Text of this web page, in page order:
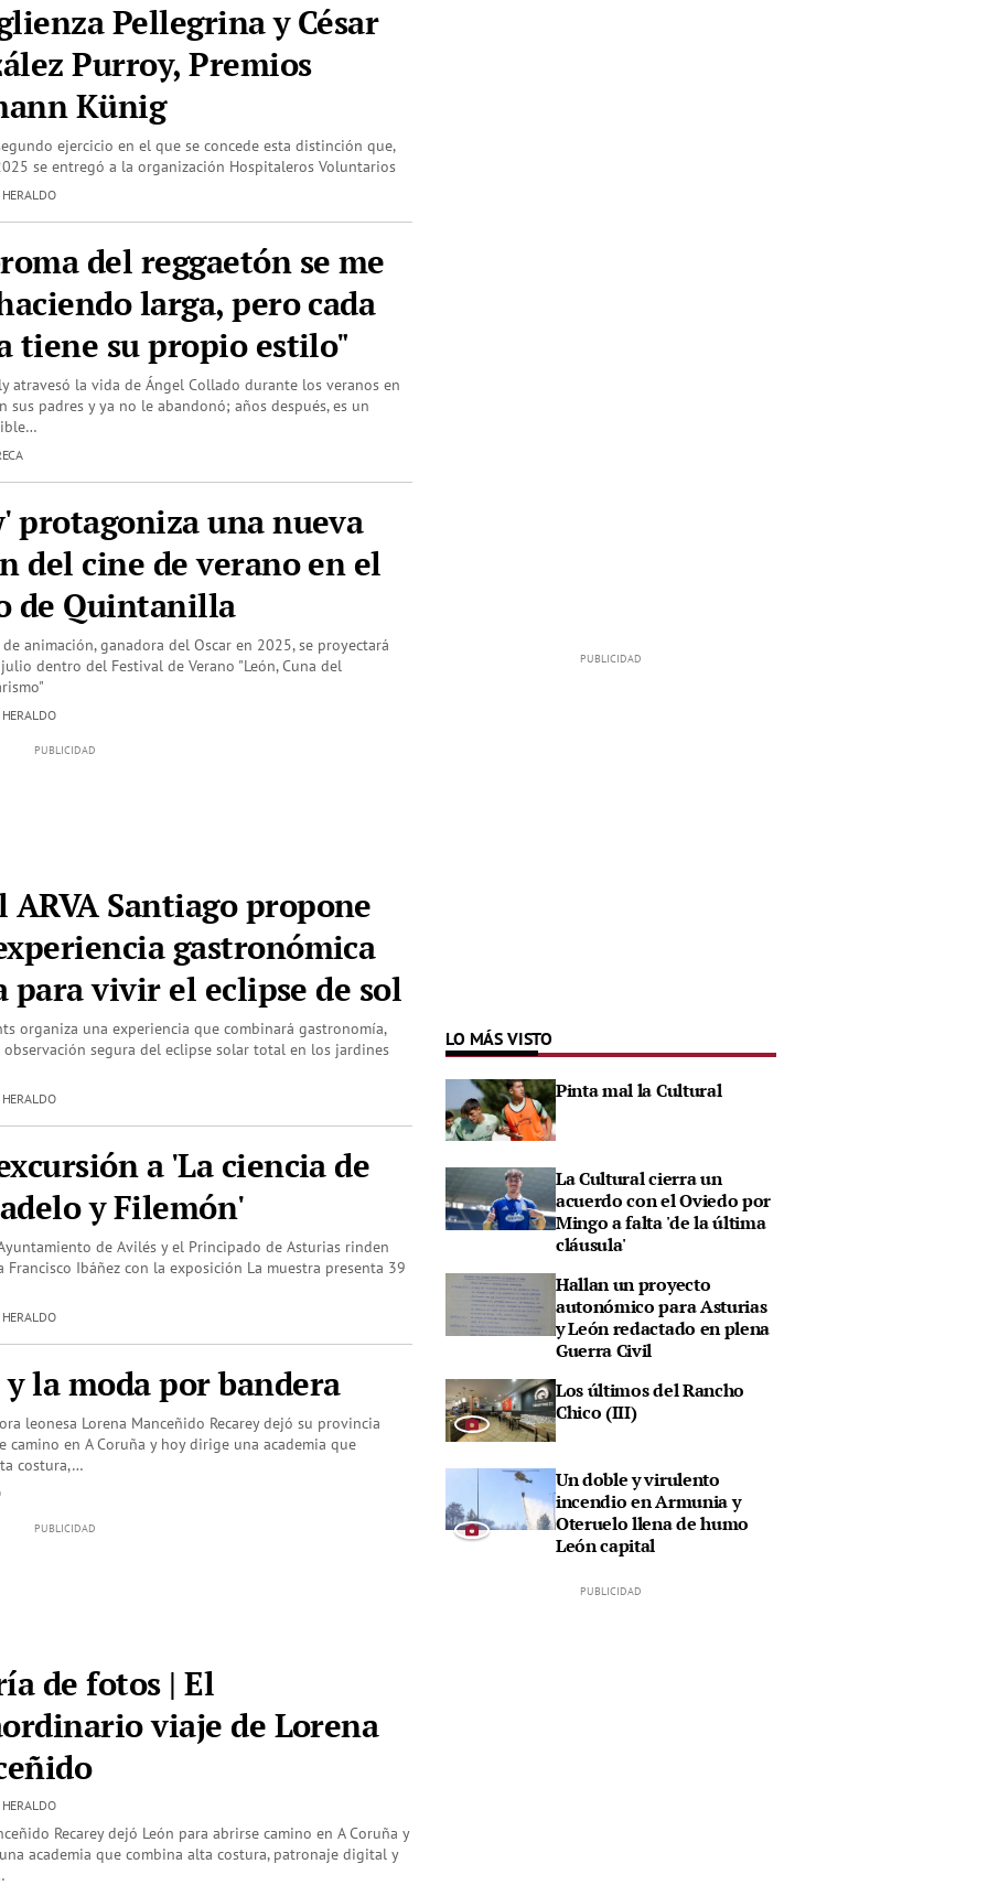
Pellegrina y César
Purroy, Premios
Künig
ejercicio en el que se concede esta distinción que,
se entregó a la organización Hospitaleros Voluntarios
del reggaetón se me
larga, pero cada
tiene su propio estilo"
atravesó la vida de Ángel Collado durante los veranos en
sus padres y ya no le abandonó; años después, es un
protagoniza una nueva
del cine de verano en el
de Quintanilla
animación, ganadora del Oscar en 2025, se proyectará
dentro del Festival de Verano "León, Cuna del
ARVA Santiago propone
gastronómica
para vivir el eclipse de sol
organiza una experiencia que combinará gastronomía,
observación segura del eclipse solar total en los jardines
a 'La ciencia de
y Filemón'
de Avilés y el Principado de Asturias rinden
Francisco Ibáñez con la exposición La muestra presenta 39
la moda por bandera
leonesa Lorena Manceñido Recarey dejó su provincia
camino en A Coruña y hoy dirige una academia que
costura,…
de fotos | El
viaje de Lorena
Recarey dejó León para abrirse camino en A Coruña y
academia que combina alta costura, patronaje digital y
LO MÁS VISTO
Pinta mal la Cultural
La Cultural cierra un
acuerdo con el Oviedo por
Mingo a falta 'de la última
cláusula'
Hallan un proyecto
autonómico para Asturias
y León redactado en plena
Guerra Civil
Los últimos del Rancho
Chico (III)
Un doble y virulento
incendio en Armunia y
Oteruelo llena de humo
León capital